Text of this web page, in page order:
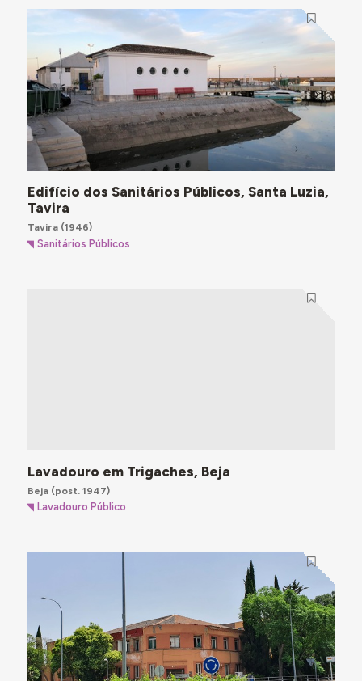
Edifício dos Sanitários Públicos, Santa Luzia,
Tavira
Tavira(1946)
Sanitários Públicos
Lavadouro em Trigaches, Beja
Beja(post. 1947)
Lavadouro Público